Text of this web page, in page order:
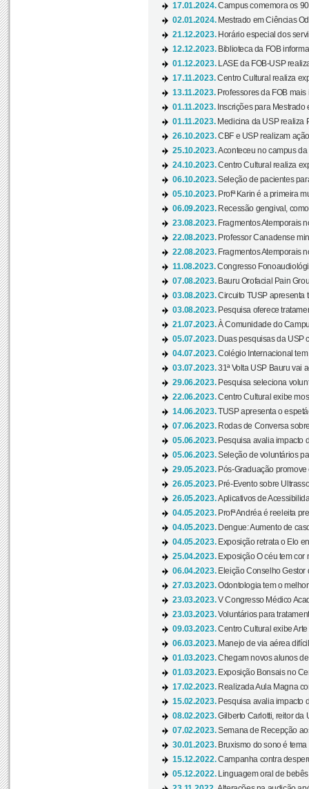
17.01.2024.Campus comemora os
02.01.2024. Mestrado em Ciências
21.12.2023. Horário especial dos
12.12.2023. Biblioteca da FOB
01.12.2023.
LASE da FOB-USP
17.11.2023.Centro Cultural realiza
13.11.2023. Professores da FOB
01.11.2023. Inscrições para
01.11.2023. Medicina da USP realiza
26.10.2023.CBF e USP realizam
25.10.2023.Aconteceu no campus da
24.10.2023.Centro Cultural realiza
06.10.2023.Seleção de pacientes
05.10.2023. Profª Karin é a primeira
06.09.2023. Recessão gengival,
23.08.2023. Fragmentos Atemporais
22.08.2023. Professor Canadense
22.08.2023. Fragmentos Atemporais
11.08.2023.Congresso
07.08.2023. Bauru Orofacial Pain
03.08.2023.Circuito TUSP apresenta
03.08.2023. Pesquisa oferece
21.07.2023.À Comunidade do
05.07.2023. Duas pesquisas da USP
04.07.2023.Colégio Internacional
03.07.2023.31ª Volta USP Bauru vai
29.06.2023. Pesquisa seleciona
22.06.2023.Centro Cultural exibe
14.06.2023.TUSP apresenta o
07.06.2023. Rodas de Conversa
05.06.2023. Pesquisa avalia impacto
05.06.2023.Seleção de voluntários
29.05.2023. Pós-Graduação
26.05.2023. Pré-Evento sobre
26.05.2023.Aplicativos de
04.05.2023. Profª Andréa é reeleita
04.05.2023. Dengue: Aumento de
04.05.2023. Exposição retrata o Elo
25.04.2023. Exposição O céu tem cor
06.04.2023. Eleição Conselho Gestor
27.03.2023.Odontologia tem o
23.03.2023.V Congresso Médico
23.03.2023.Voluntários para
09.03.2023.Centro Cultural exibe
06.03.2023. Manejo de via aérea
01.03.2023.Chegam novos alunos
01.03.2023. Exposição Bonsais no
17.02.2023. Realizada Aula Magna
15.02.2023. Pesquisa avalia impacto
08.02.2023.Gilberto Carlotti, reitor da
07.02.2023.Semana de Recepção
30.01.2023. Bruxismo do sono é
15.12.2022.Campanha contra
05.12.2022.
Linguagem oral de